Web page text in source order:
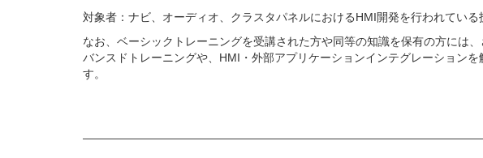
対象者：ナビ、オーディオ、クラスタパネルにおけるHMI開発を行われている
なお、ベーシックトレーニングを受講された方や同等の知識を保有の方には
バンスドトレーニングや、HMI・外部アプリケーションインテグレーション
す。